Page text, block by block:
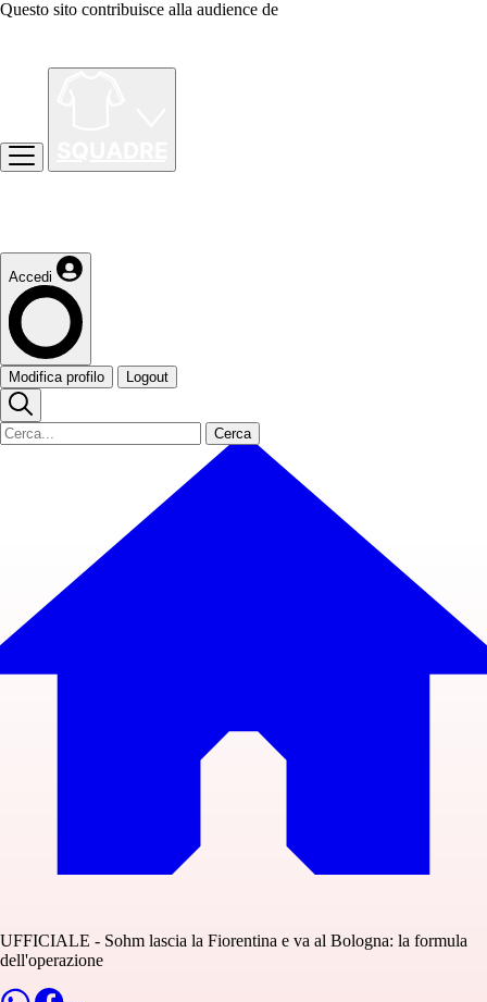
Questo sito contribuisce alla audience de
Accedi
Modifica profilo Logout
Cerca
UFFICIALE - Sohm lascia la Fiorentina e va al Bologna: la formula
dell'operazione